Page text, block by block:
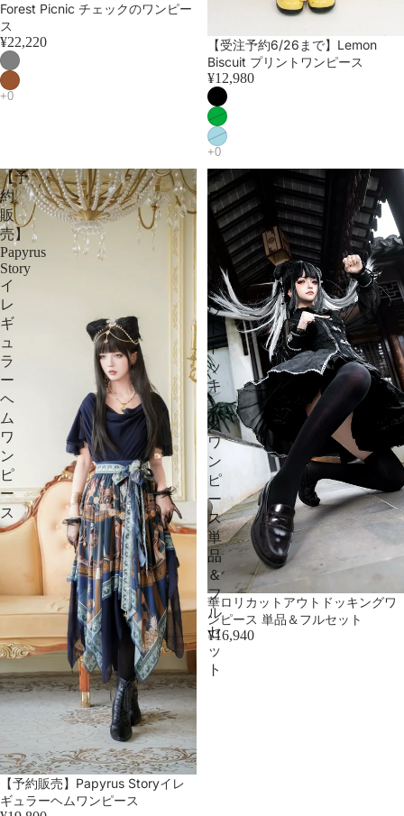
Forest Picnic チェックのワンピー
ス
¥22,220
売り切れ
【受注予約6/26まで】Lemon
Biscuit プリントワンピース
¥12,980
【予
約
販
売】
Papyrus
Story
イ
レ
ギ
ュ
ラ
ー
ヘ
ム
ワ
ン
ピ
ー
ス
【予約販売】Papyrus Storyイレ
ギュラーヘムワンピース
華
ロ
リ
ト
ア
ウ
ド
ッ
キ
ン
グ
ワ
ン
ピ
ー
ス
単
品
＆
フ
ル
セ
ッ
ト
華ロリカットアウトドッキングワ
ンピース 単品＆フルセット
¥16,940